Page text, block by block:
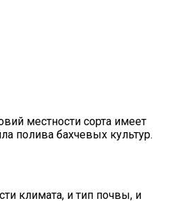
местности сорта имеет
полива бахчевых культур.
климата, и тип почвы, и